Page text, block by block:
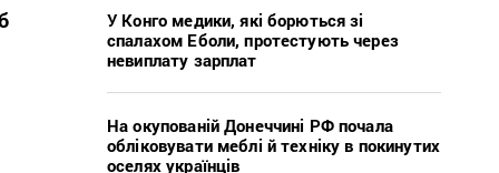
У Конго медики, які борються зі
спалахом Еболи, протестують через
невиплату зарплат
На окупованій Донеччині РФ почала
обліковувати меблі й техніку в покинутих
оселях українців